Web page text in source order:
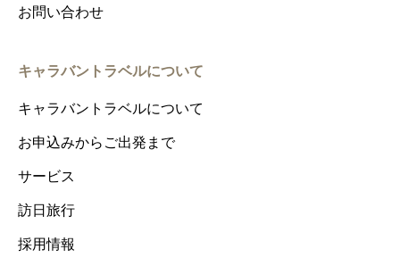
お問い合わせ
キャラバントラベルについて
キャラバントラベルについて
お申込みからご出発まで
サービス
訪日旅行
採用情報